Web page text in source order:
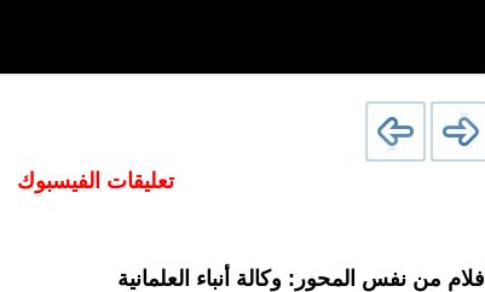
تعليقات الفيسبوك
افلام من نفس المحور: وكالة أنباء العلمانية